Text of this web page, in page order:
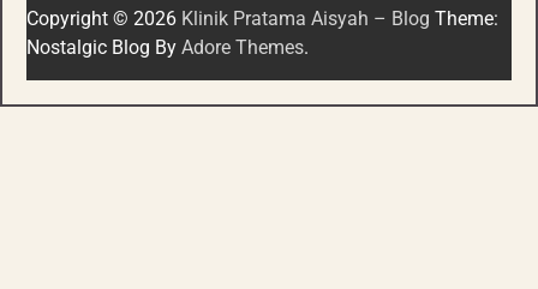
Copyright © 2026 Klinik Pratama Aisyah – Blog Theme:
Nostalgic Blog By Adore Themes.